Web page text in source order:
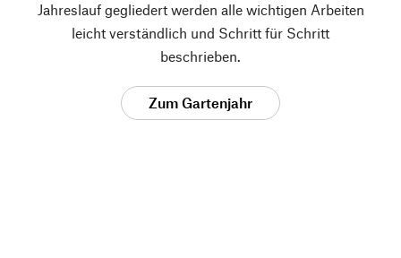
Jahreslauf gegliedert werden alle wichtigen Arbeiten
leicht verständlich und Schritt für Schritt
beschrieben.
Zum Gartenjahr